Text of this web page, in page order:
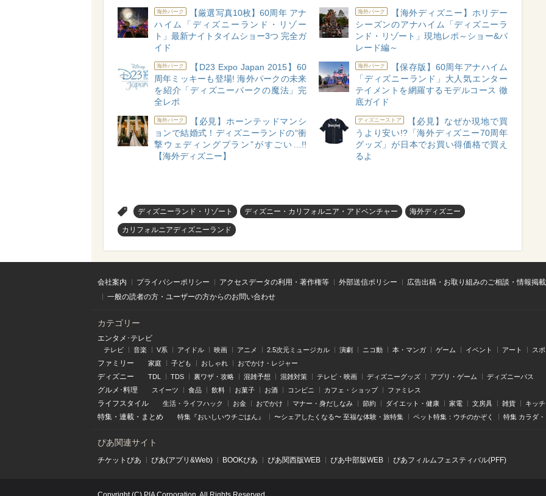
海外パーク
【厳選写真10枚】60周年 アナ
ハイム「ディズニーランド・リゾー
ト」最新ナイトタイムショー3つ 完全ガ
イド
海外パーク
【海外ディズニー】ホリデー
シーズンのアナハイム「ディズニーラ
ンド・リゾート」現地レポ～ショー&パ
レード編～
海外パーク
【D23 Expo Japan 2015】60
周年ミッキーも登場! 海外パークの未来
を紹介「ディズニーパークの魔法」完
全レポ
海外パーク
【保存版】60周年アナハイム
「ディズニーランド」大人気エンター
テイメントを網羅するモデルコース 徹
底ガイド
海外パーク
【必見】ホーンテッドマンシ
ョンで結婚式！ディズニーランドの“衝
撃ウェディングプラン”がすごい…!!
【海外ディズニー】
ディズニーストア
【必見】なぜか現地で買
うより安い!?「海外ディズニー70周年
グッズ」が日本でお買い得価格で買え
るよ
ディズニーランド・リゾート ディズニー・カリフォルニア・アドベンチャー 海外ディズニー
カリフォルニアディズニーランド
会社案内 プライバシーポリシー アクセスデータの利用・著作権等 外部送信ポリシー
広告出稿・お取り組みのご相談・情報掲
一般の読者の方・ユーザーの方からのお問い合わせ
カテゴリー
エンタメ･テレビ
テレビ 音楽 V系 アイドル 映画 アニメ 2.5次元ミュージカル 演劇 ニコ動 本・マンガ ゲーム イベント アート ス
ファミリー 家庭 子ども おしゃれ おでかけ・レジャー
ディズニー TDL TDS 裏ワザ・攻略 混雑予想 混雑対策 テレビ・映画 ディズニーグッズ アプリ・ゲーム ディズニーパス
グルメ･料理 スイーツ 食品 飲料 お菓子 お酒 コンビニ カフェ・ショップ ファミレス
ライフスタイル 生活・ライフハック お金 おでかけ マナー・身だしなみ 節約 ダイエット・健康 家電 文房具 雑貨 キッ
特集 ・ 連載 ・ まとめ 特集『おいしいウチごはん』 〜シェアしたくなる〜 至福な体験・旅特集 ペット特集：ウチのかぞく 特集 カラダ
ぴあ関連サイト
チケットぴあ ぴあ(アプリ&Web) BOOKぴあ ぴあ関⻄版WEB ぴあ中部版WEB ぴあフィルムフェスティバル(PFF)